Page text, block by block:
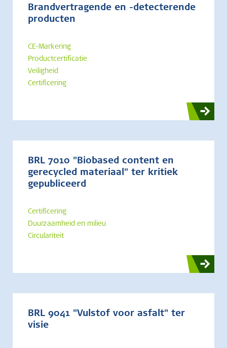
Brandvertragende en -detecterende
producten
CE-Markering
Productcertificatie
Veiligheid
Certificering
BRL 7010 "Biobased content en
gerecycled materiaal" ter kritiek
gepubliceerd
Certificering
Duurzaamheid en milieu
Circulariteit
BRL 9041 "Vulstof voor asfalt" ter
visie